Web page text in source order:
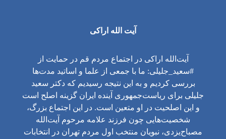
آیت الله اراکی
آیت‌الله اراکی در اجتماع مردم قم در حمایت از
#سعید_جلیلی: ما با جمعی از علما و اساتید مدت‌ها
بررسی کردیم و به این نتیجه رسیدیم که دکتر سعید
جلیلی برای ریاست‌جمهوری آینده ایران گزینه اصلح است
و این اصلحیت در او متعین است. در این اجتماع بزرگ،
شخصیت‌هایی چون فرزند علامه مرحوم آیت‌الله
مصباح‌یزدی، نبویان منتخب اول مردم تهران در انتخابات